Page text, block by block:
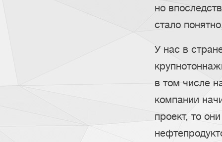
но
стало
У нас в
в том числе
компании
проект, то